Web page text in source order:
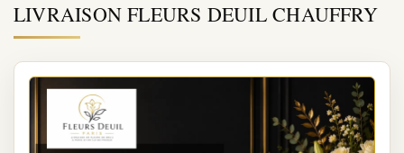
LIVRAISON FLEURS DEUIL CHAUFFRY